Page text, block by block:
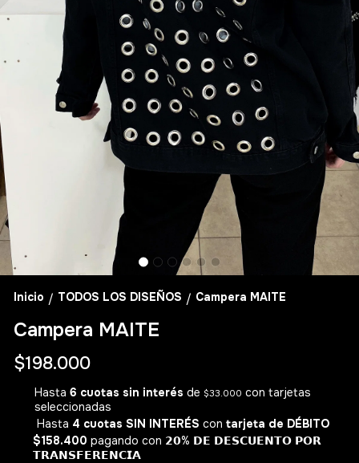
Inicio / TODOS LOS DISEÑOS / Campera MAITE
Campera MAITE
$198.000
Hasta 6 cuotas sin interés de $33.000 con tarjetas
seleccionadas
Hasta 4 cuotas SIN INTERÉS con tarjeta de DÉBITO
$158.400 pagando con 𝟮𝟬% 𝗗𝗘 𝗗𝗘𝗦𝗖𝗨𝗘𝗡𝗧𝗢 𝗣𝗢𝗥
𝗧𝗥𝗔𝗡𝗦𝗙𝗘𝗥𝗘𝗡𝗖𝗜𝗔